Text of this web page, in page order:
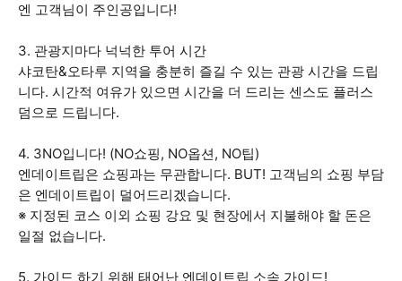
엔 고객님이 주인공입니다!
3. 관광지마다 넉넉한 투어 시간
샤코탄&오타루 지역을 충분히 즐길 수 있는 관광 시간을 드립
니다. 시간적 여유가 있으면 시간을 더 드리는 센스도 플러스
덤으로 드립니다.
4. 3NO입니다! (NO쇼핑, NO옵션, NO팁)
엔데이트립은 쇼핑과는 무관합니다. BUT! 고객님의 쇼핑 부담
은 엔데이트립이 덜어드리겠습니다.
※ 지정된 코스 이외 쇼핑 강요 및 현장에서 지불해야 할 돈은
일절 없습니다.
5. 가이드 하기 위해 태어난 엔데이트립 소속 가이드!